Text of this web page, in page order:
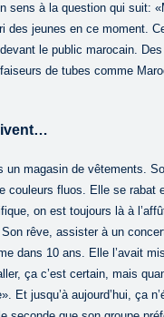
sens à la question qui suit:
des jeunes en ce moment.
le public marocain.
de tubes comme
un magasin de vêtements.
couleurs fluos. Elle se rabat
on est toujours là à
rêve, assister à un
dans 10 ans. Elle l’avait
ça c’est certain, mais
Et jusqu’à aujourd’hui, ça